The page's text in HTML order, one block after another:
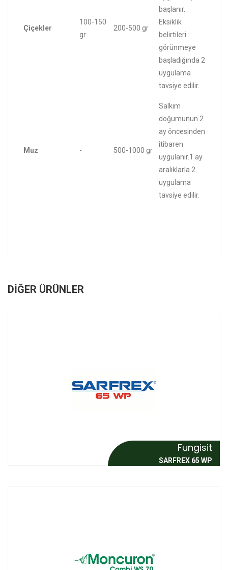
Çiçekler
100-150
gr
200-500 gr
başlanır.
Eksiklik
belirtileri
görünmeye
başladığında 2
uygulama
tavsiye edilir.
Muz - 500-1000 gr
Salkım
doğumunun 2
ay öncesinden
itibaren
uygulanır.1 ay
aralıklarla 2
uygulama
tavsiye edilir.
DIĞER ÜRÜNLER
Fungisit
SARFREX 65 WP